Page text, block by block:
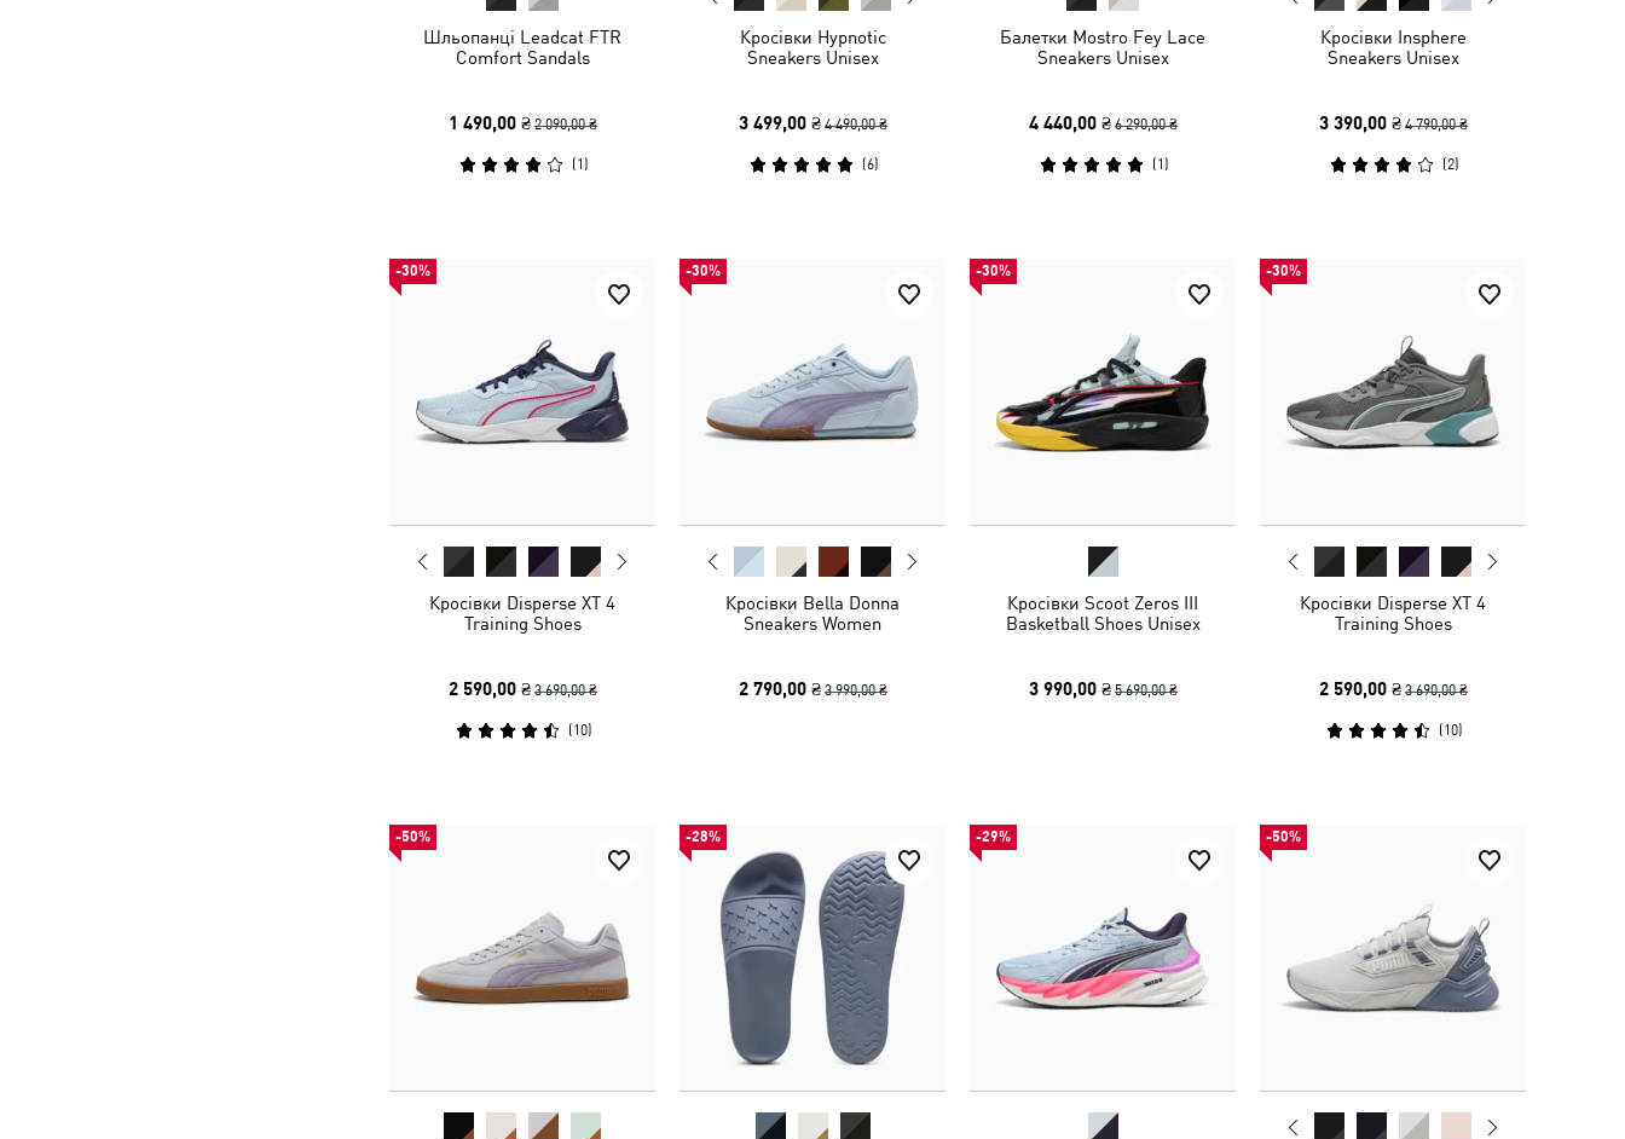
Шльопанці Leadcat FTR
Comfort Sandals
1 490,00 ₴ 2 090,00 ₴
(1 )
Кросівки Hypnotic
Sneakers Unisex
3 499,00 ₴ 4 490,00 ₴
(6)
Балетки Mostro Fey Lace
Sneakers Unisex
4 440,00 ₴ 6 290,00 ₴
(1 )
Кросівки Insphere
Sneakers Unisex
3 390,00 ₴ 4 790,00 ₴
(2)
-30%
Кросівки Disperse XT 4
Training Shoes
2 590,00 ₴ 3 690,00 ₴
(10)
-30%
Кросівки Bella Donna
Sneakers Women
2 790,00 ₴ 3 990,00 ₴
-30%
Кросівки Scoot Zeros III
Basketball Shoes Unisex
3 990,00 ₴ 5 690,00 ₴
-30%
Кросівки Disperse XT 4
Training Shoes
2 590,00 ₴ 3 690,00 ₴
(10)
-50% -28% -29% -50%